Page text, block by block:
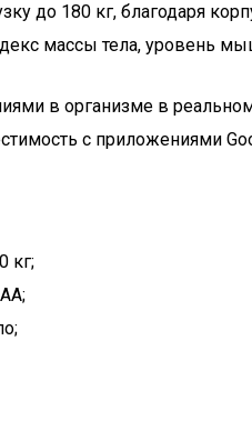
до 180 кг, благодаря
массы тела, уровень
в организме в
с приложениями
кг;